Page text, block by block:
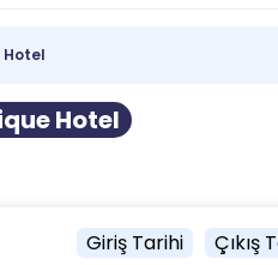
Hotel
Giriş Tarihi Çıkış